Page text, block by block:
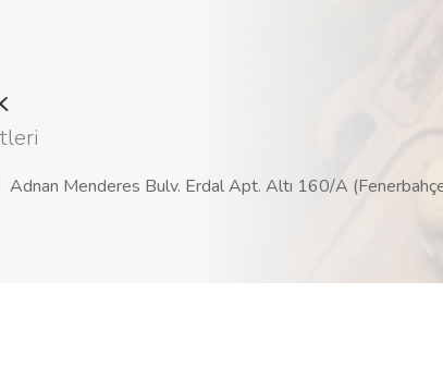
Adnan Menderes Bulv. Erdal Apt. Altı 160/A (Fenerbahçe